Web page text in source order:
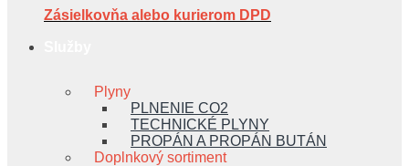
Plyny
PLNENIE CO2
TECHNICKÉ PLYNY
PROPÁN A PROPÁN BUTÁN
Doplnkový sortiment
Zásielkovňa alebo kurierom DPD